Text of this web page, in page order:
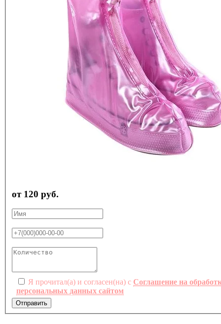
от 120 руб.
Я прочитал(а) и согласен(на) с Соглашение на
персональных данных сайтом
Отправить